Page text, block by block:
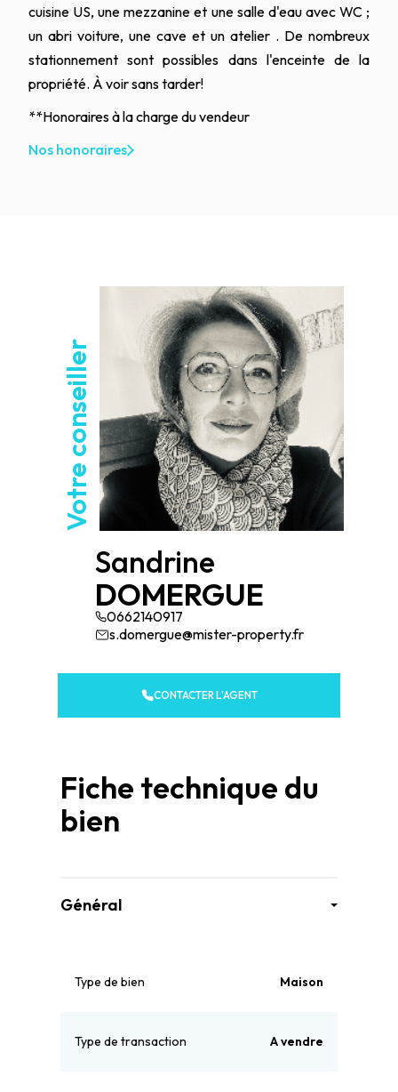
cuisine US, une mezzanine et une salle d'eau avec WC ;
un abri voiture, une cave et un atelier . De nombreux
stationnement sont possibles dans l'enceinte de la
propriété. À voir sans tarder!
**Honoraires à la charge du vendeur
Nos honoraires
Votre conseiller
Sandrine
DOMERGUE
0662140917
s.domergue@mister-property.fr
CONTACTER L'AGENT
Fiche technique du
bien
Général
Type de bien Maison
Type de transaction A vendre